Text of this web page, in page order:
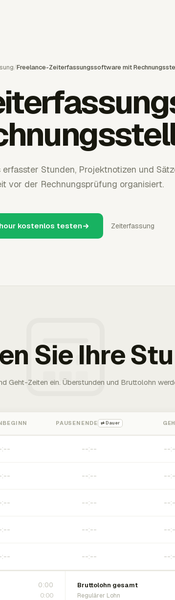
/Freelance-Zeiterfassungssoftware mit
Stunden, Projektnotizen und
vor der Rechnungsprüfung organisiert.
kostenlos testen Zeiterfassung
Sie Ihre
Geht-Zeiten ein. Überstunden und Bruttolohn
PAUSENENDE ⇄ Dauer
0:00
0:00
Bruttolohn gesamt
Regulärer Lohn